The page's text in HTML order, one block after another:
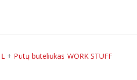
+ Putų buteliukas WORK STUFF